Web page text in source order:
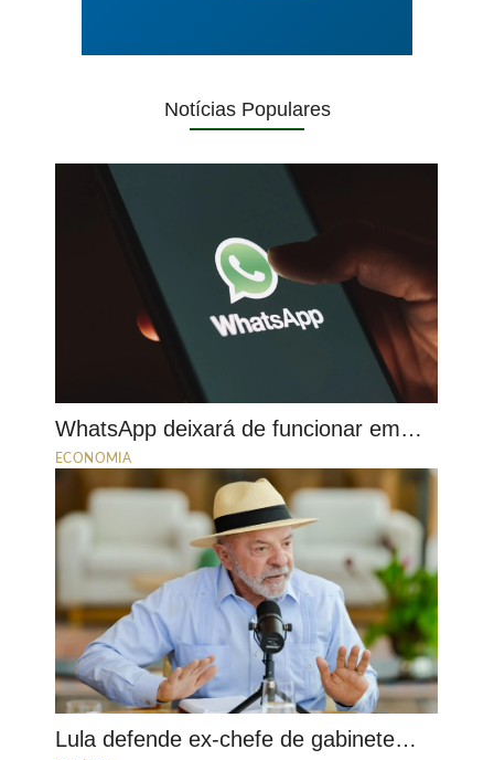
Notícias Populares
WhatsApp deixará de funcionar em…
ECONOMIA
Lula defende ex-chefe de gabinete…